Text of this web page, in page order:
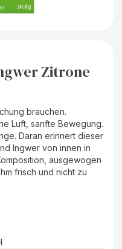
Zitrone
brauchen.
Luft, sanfte Bewegung.
Daran erinnert dieser
Ingwer von innen in
ausgewogen
frisch und nicht zu